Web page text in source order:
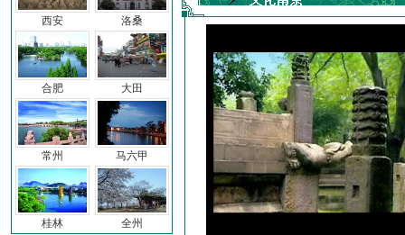
西安
合肥
常州
桂林
洛桑
大田
马六甲
全州